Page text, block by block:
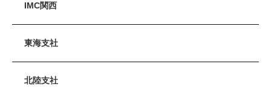
IMC関西
東海支社
北陸支社